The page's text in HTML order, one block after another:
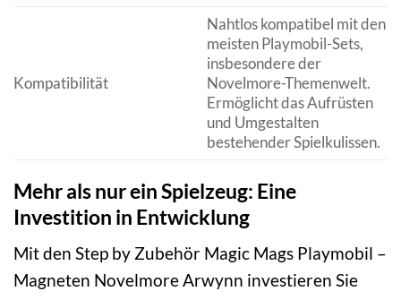
Kompatibilität
Nahtlos kompatibel mit den
meisten Playmobil-Sets,
insbesondere der
Novelmore-Themenwelt.
Ermöglicht das Aufrüsten
und Umgestalten
bestehender Spielkulissen.
Mehr als nur ein Spielzeug: Eine
Investition in Entwicklung
Mit den Step by Zubehör Magic Mags Playmobil –
Magneten Novelmore Arwynn investieren Sie